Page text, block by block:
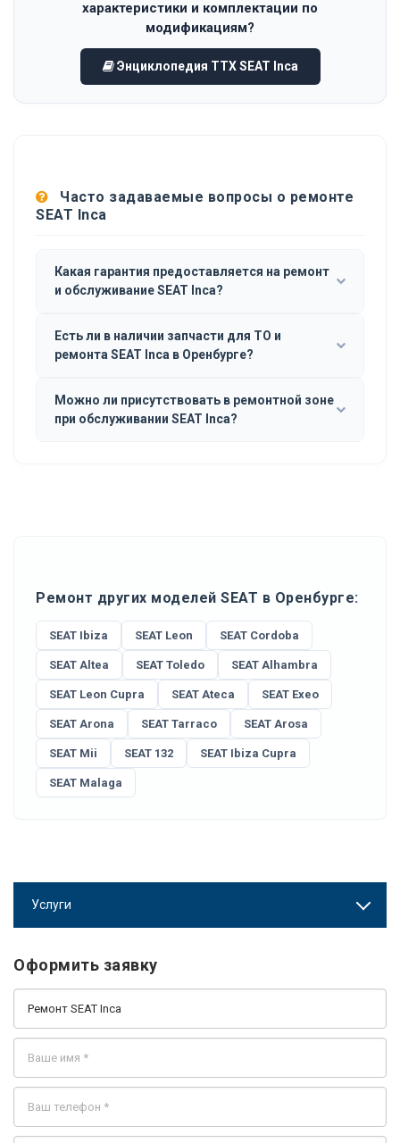
характеристики и комплектации по
модификациям?
Энциклопедия ТТХ SEAT Inca
Часто задаваемые вопросы о ремонте
SEAT Inca
Какая гарантия предоставляется на ремонт
и обслуживание SEAT Inca?
Есть ли в наличии запчасти для ТО и
ремонта SEAT Inca в Оренбурге?
Можно ли присутствовать в ремонтной зоне
при обслуживании SEAT Inca?
Ремонт других моделей SEAT в Оренбурге:
SEAT Ibiza SEAT Leon SEAT Cordoba
SEAT Altea SEAT Toledo SEAT Alhambra
SEAT Leon Cupra SEAT Ateca SEAT Exeo
SEAT Arona SEAT Tarraco SEAT Arosa
SEAT Mii SEAT 132 SEAT Ibiza Cupra
SEAT Malaga
Услуги
Оформить заявку